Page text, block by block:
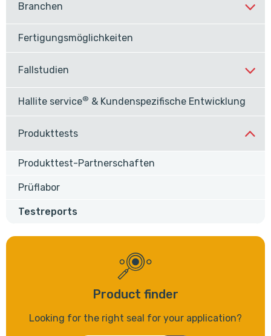
Branchen
Fertigungsmöglichkeiten
Fallstudien
Hallite service® & Kundenspezifische Entwicklung
Produkttests
Produkttest-Partnerschaften
Prüflabor
Testreports
Product finder
Looking for the right seal for your application?